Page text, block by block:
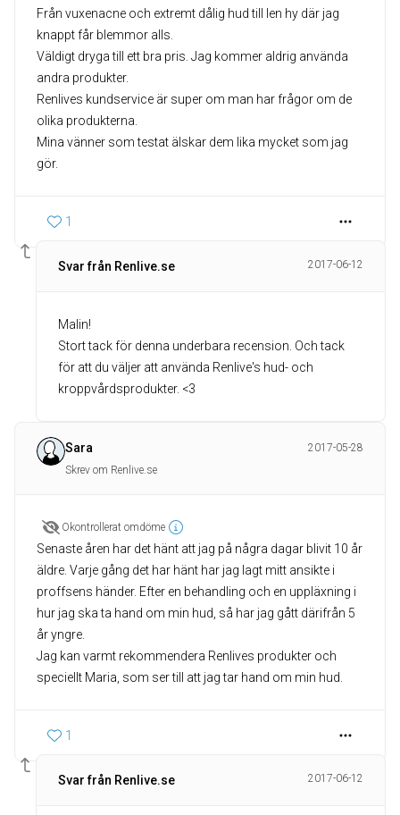
Från vuxenacne och extremt dålig hud till len hy där jag
knappt får blemmor alls.
Väldigt dryga till ett bra pris. Jag kommer aldrig använda
andra produkter.
Renlives kundservice är super om man har frågor om de
olika produkterna.
Mina vänner som testat älskar dem lika mycket som jag
gör.
1
Svar från Renlive.se 2017-06-12
Malin!
Stort tack för denna underbara recension. Och tack
för att du väljer att använda Renlive's hud- och
kroppvårdsprodukter. <3
Sara
2017-05-28
Skrev om Renlive.se
Okontrollerat omdöme
Senaste åren har det hänt att jag på några dagar blivit 10 år
äldre. Varje gång det har hänt har jag lagt mitt ansikte i
proffsens händer. Efter en behandling och en uppläxning i
hur jag ska ta hand om min hud, så har jag gått därifrån 5
år yngre.
Jag kan varmt rekommendera Renlives produkter och
speciellt Maria, som ser till att jag tar hand om min hud.
1
Svar från Renlive.se 2017-06-12